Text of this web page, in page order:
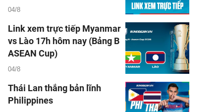
04/8
Link xem trực tiếp Myanmar
vs Lào 17h hôm nay (Bảng B
ASEAN Cup)
04/8
Thái Lan thắng bản lĩnh
Philippines